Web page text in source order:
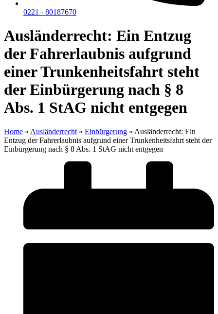
0221 - 80187670
Ausländerrecht: Ein Entzug
der Fahrerlaubnis aufgrund
einer Trunkenheitsfahrt steht
der Einbürgerung nach § 8
Abs. 1 StAG nicht entgegen
Home » Ausländerrecht » Einbürgerung » Ausländerrecht: Ein
Entzug der Fahrerlaubnis aufgrund einer Trunkenheitsfahrt steht der
Einbürgerung nach § 8 Abs. 1 StAG nicht entgegen